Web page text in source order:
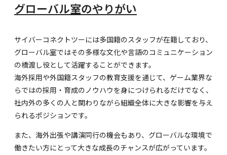
グローバル室のやりがい
サイバーコネクトツーには多国籍のスタッフが在籍しており、
グローバル室ではその多様な文化や言語のコミュニケーション
の橋渡し役として活躍することができます。
海外採用や外国籍スタッフの教育支援を通じて、ゲーム業界な
らではの採用・育成のノウハウを身につけられるだけでなく、
社内外の多くの人と関わりながら組織全体に大きな影響を与え
られるポジションです。
また、海外出張や講演同行の機会もあり、グローバルな環境で
働きたい方にとって大きな成長のチャンスが広がっています。